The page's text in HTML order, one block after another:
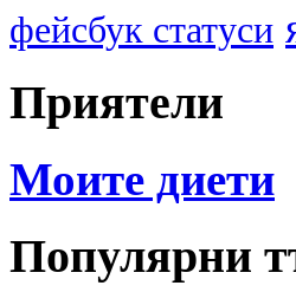
фейсбук статуси
Приятели
Моите диети
Популярни